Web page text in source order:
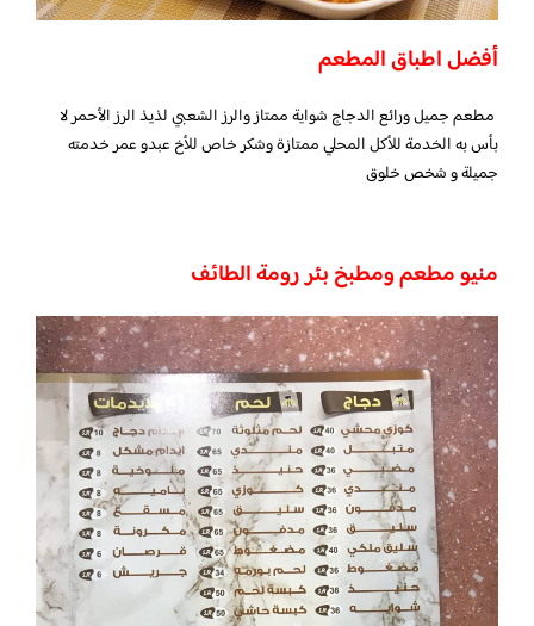
أفضل اطباق المطعم
مطعم جميل ورائع الدجاج شواية ممتاز والرز الشعبي لذيذ الرز الأحمر لا
بأس به الخدمة للأكل المحلي ممتازة وشكر خاص للأخ عبدو عمر خدمته
جميلة و شخص خلوق
منيو مطعم ومطبخ بئر رومة الطائف